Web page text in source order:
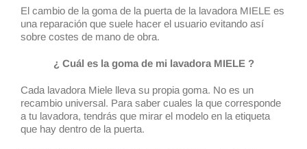
El cambio de la goma de la puerta de la lavadora MIELE es
una reparación que suele hacer el usuario evitando así
sobre costes de mano de obra.
¿ Cuál es la goma de mi lavadora MIELE ?
Cada lavadora Miele lleva su propia goma. No es un
recambio universal. Para saber cuales la que corresponde
a tu lavadora, tendrás que mirar el modelo en la etiqueta
que hay dentro de la puerta.